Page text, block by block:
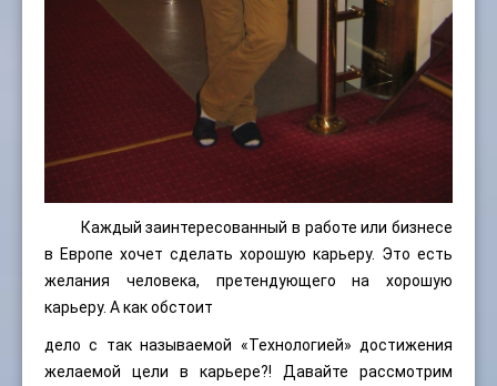
Каждый заинтересованный в работе или бизнесе
в Европе хочет сделать хорошую карьеру. Это есть
желания человека, претендующего на хорошую
карьеру. А как обстоит
дело с так называемой «Технологией» достижения
желаемой цели в карьере?! Давайте рассмотрим